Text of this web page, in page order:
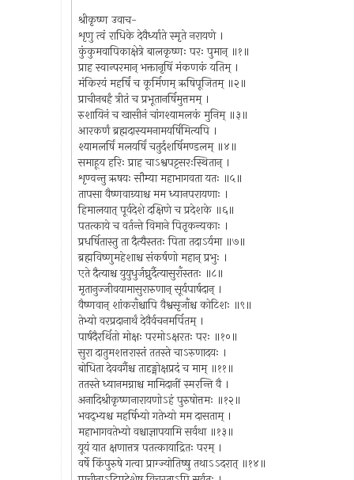
श्रीकृष्ण उवाच-
शृणु त्वं राधिके देवैर्ध्याते स्मृते नरायणे ।
कुंकुमवापिकाक्षेत्रे बालकृष्णः परः पुमान् ॥१॥
प्राह स्वान्परमान् भक्तानृषिं मंकणकं यतिम् ।
मंकिरयं महर्षिं च कूर्मिणम् ऋषिपूजितम् ॥२॥
प्राचीनबर्हं त्रीतं च प्रभूतानर्षिमुत्तमम् ।
रुशायिनं च खासीनं चांगश्यामलकं मुनिम् ॥३॥
आरकर्णं ब्रह्मदास्यमनामयर्षिमित्यपि ।
श्यामलर्षिं मलयर्षिं चतुर्दशर्षिमण्डलम् ॥४॥
समाहूय हरिः प्राह चाऽश्वपट्टसरःस्थितान् ।
शृण्वन्तु ऋषयः सौम्या महाभागवता यतः ॥५॥
तापसा वैष्णवाग्र्याश्च मम ध्यानपरायणाः ।
हिमालयात् पूर्वदेशे दक्षिणे च प्रदेशके ॥६॥
पतत्काये च वर्तन्ते विमाने पितृकन्यकाः ।
प्रधर्षितास्तु ता दैत्यैस्ततः पिता तदाऽर्यमा ॥७॥
ब्रह्मविष्णुमहेशाश्च संकर्षणो महान् प्रभुः ।
एते दैत्याश्च युयुधुर्जघ्नुर्दैत्यासुराँस्ततः ॥८॥
मृतानुज्जीवयामासुरारुणान् सूर्यपार्षदान् ।
वैष्णवान् शांकराँश्चापि वैश्वसृजाँश्च कोटिशः ॥९॥
तेभ्यो वरप्रदानार्थं देवैर्वचनमर्पितम् ।
पार्षदैरर्थितो मोक्षः परमोऽक्षरतः परः ॥१०॥
सुरा दातुमशत्तरास्तं ततस्ते चाऽरुणादयः ।
बोधिता देववर्गैश्च तादृङ्मोक्षप्रदं च माम् ॥११॥
ततस्ते ध्यानमग्नाश्च मामिदानीं स्मरन्ति वै ।
अनादिश्रीकृष्णनारायणोऽहं पुरुषोत्तमः ॥१२॥
भवद्भ्यश्च महर्षिभ्यो गतेभ्यो मम दासताम् ।
महाभागवतेभ्यो वश्चाज्ञापयामि सर्वथा ॥१३॥
यूयं यात क्षणात्तत्र पतत्कायाद्रितः परम् ।
वर्षे किंपुरुषे गत्वा प्राग्ज्योतिष्षु तथाऽऽदरात् ॥१४॥